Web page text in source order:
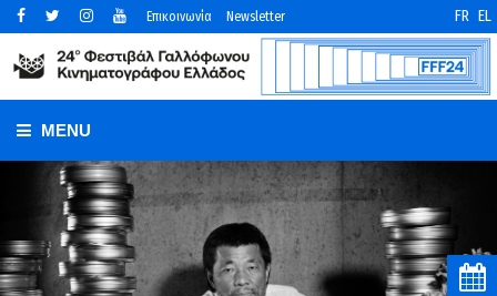
Επικοινωνία Newsletter FR EL
MENU